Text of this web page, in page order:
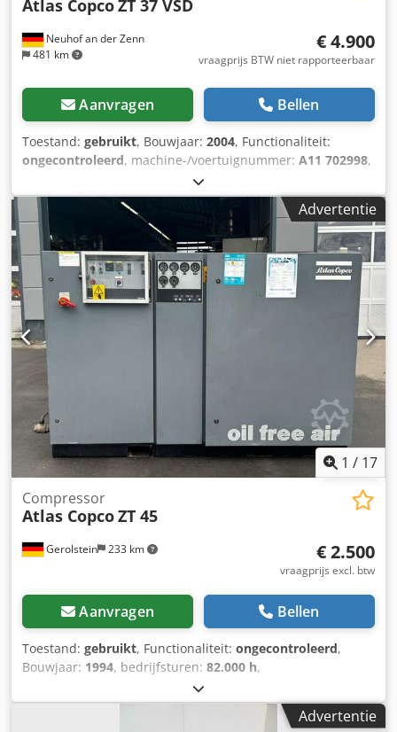
Neuhof an der Zenn
481 km
Atlas CopcoZT 37 VSD
€ 4.900
vraagprijs BTW niet rapporteerbaar
Aanvragen Bellen
Toestand: gebruikt, Bouwjaar: 2004, Functionaliteit:
ongecontroleerd, machine-/voertuignummer: A11 702998,
Typeplaat beschikbaar
met drukvat, luchtdroger en verder toebehoren
Crjdsxvidnopfx Aa Tef
Advertentie
1 / 17
Gerolstein 233 km
Compressor
Atlas CopcoZT 45
€ 2.500
vraagprijs excl. btw
Aanvragen Bellen
Toestand: gebruikt, Functionaliteit: ongecontroleerd,
Bouwjaar: 1994, bedrijfsturen: 82.000 h,
AIF.015064
Luchtcompressor – Technische Gegevens Crsdpexn R Hujfx
Aa Tof Producttype: ZT 45 Serienummer: AIF.015064 Max.
Advertentie